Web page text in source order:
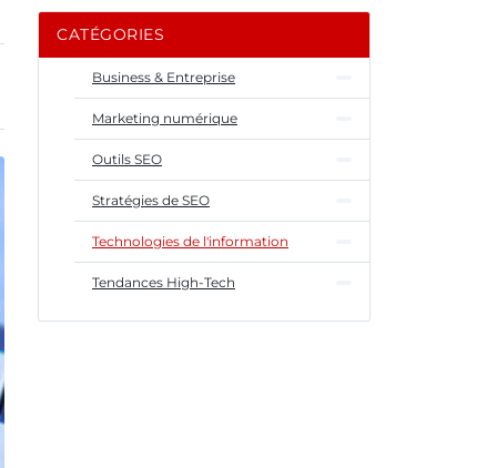
CATÉGORIES
Business & Entreprise
Marketing numérique
Outils SEO
Stratégies de SEO
Technologies de l'information
Tendances High-Tech